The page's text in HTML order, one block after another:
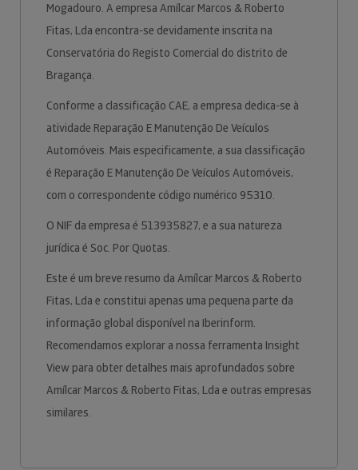
Mogadouro. A empresa Amílcar Marcos & Roberto
Fitas, Lda encontra-se devidamente inscrita na
Conservatória do Registo Comercial do distrito de
Bragança.
Conforme a classificação CAE, a empresa dedica-se à
atividade Reparação E Manutenção De Veículos
Automóveis. Mais especificamente, a sua classificação
é Reparação E Manutenção De Veículos Automóveis,
com o correspondente código numérico 95310.
O NIF da empresa é 513935827, e a sua natureza
jurídica é Soc. Por Quotas.
Este é um breve resumo da Amílcar Marcos & Roberto
Fitas, Lda e constitui apenas uma pequena parte da
informação global disponível na Iberinform.
Recomendamos explorar a nossa ferramenta Insight
View para obter detalhes mais aprofundados sobre
Amílcar Marcos & Roberto Fitas, Lda e outras empresas
similares.